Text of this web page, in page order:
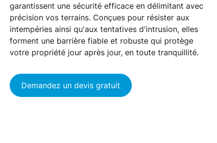
garantissent une sécurité efficace en délimitant avec
précision vos terrains. Conçues pour résister aux
intempéries ainsi qu'aux tentatives d'intrusion, elles
forment une barrière fiable et robuste qui protège
votre propriété jour après jour, en toute tranquillité.
Demandez un devis gratuit